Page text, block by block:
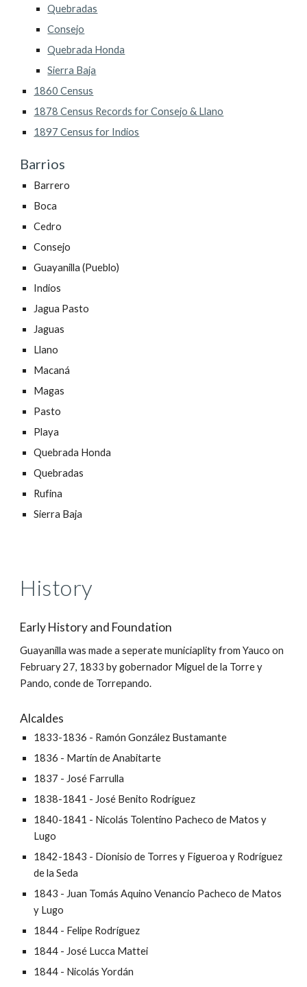
Quebradas
Consejo
Quebrada Honda
Sierra Baja
1860 Census
1878 Census Records for Consejo & Llano
1897 Census for Indios
Barrios
Barrero
Boca
Cedro
Consejo
Guayanilla (Pueblo)
Indios
Jagua Pasto
Jaguas
Llano
Macaná
Magas
Pasto
Playa
Quebrada Honda
Quebradas
Rufina
Sierra Baja
History
Early History and Foundation
Guayanilla was made a seperate municiaplity from Yauco on
February 27, 1833 by gobernador Miguel de la Torre y
Pando, conde de Torrepando.
Alcaldes
1833-1836 - Ramón González Bustamante
1836 - Martín de Anabitarte
1837 - José Farrulla
1838-1841 - José Benito Rodríguez
1840-1841 - Nicolás Tolentino Pacheco de Matos y
Lugo
1842-1843 - Dionisio de Torres y Figueroa y Rodríguez
de la Seda
1843 - Juan Tomás Aquino Venancio Pacheco de Matos
y Lugo
1844 - Felipe Rodríguez
1844 - José Lucca Mattei
1844 - Nicolás Yordán